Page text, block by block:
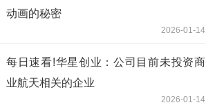
动画的秘密
2026-01-14
每日速看!华星创业：公司目前未投资商
业航天相关的企业
2026-01-14